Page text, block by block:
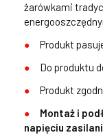
żarówkami
Produkt
Do produktu
Produkt
Montaż i
napięciu